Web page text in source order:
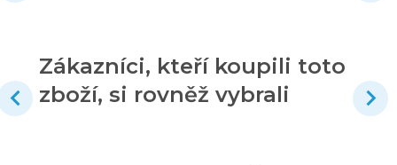
Zákazníci, kteří koupili toto
zboží, si rovněž vybrali